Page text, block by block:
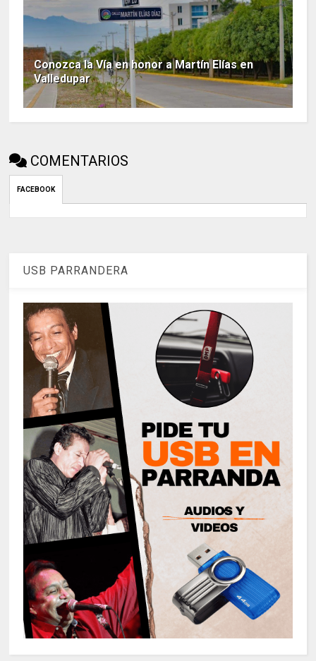
Conozca la Vía en honor a Martín Elías en
Valledupar
COMENTARIOS
FACEBOOK
USB PARRANDERA